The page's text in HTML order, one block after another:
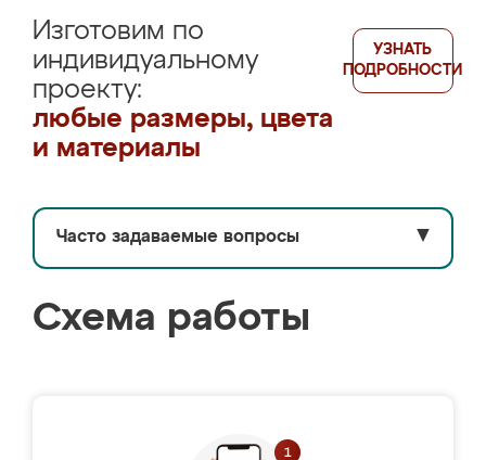
Изготовим по
индивидуальному
проекту:
любые размеры, цвета
и материалы
УЗНАТЬ
ПОДРОБНОСТИ
Часто задаваемые вопросы ▼
Схема работы